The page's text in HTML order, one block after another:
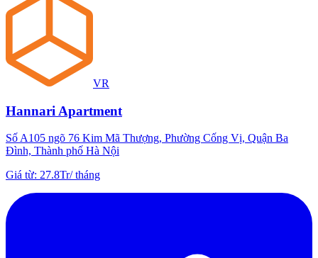
VR
Hannari Apartment
Số A105 ngõ 76 Kim Mã Thượng, Phường Cống Vị, Quận Ba
Đình, Thành phố Hà Nội
Giá từ: 27.8Tr/tháng